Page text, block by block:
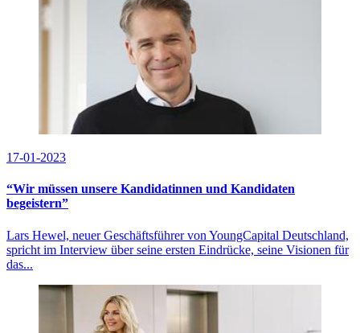
17-01-2023
“Wir müssen unsere Kandidatinnen und Kandidaten
begeistern”
Lars Hewel, neuer Geschäftsführer von YoungCapital Deutschland,
spricht im Interview über seine ersten Eindrücke, seine Visionen für
das...